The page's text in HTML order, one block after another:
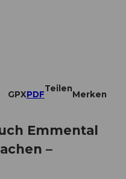
GPXPDF
Teilen
Merken
Emmental
–